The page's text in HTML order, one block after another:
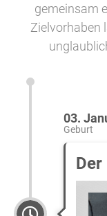
gemeinsam
Zielvorhaben
03.
Geburt
Der